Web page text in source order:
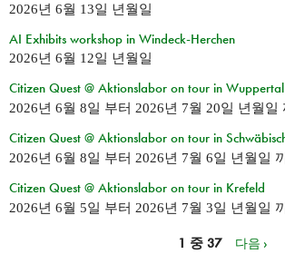
2026년 6월 13일 년월일
AI Exhibits workshop in Windeck-Herchen
2026년 6월 12일 년월일
Citizen Quest @ Aktionslabor on tour in Wuppertal
2026년 6월 8일 부터 2026년 7월 20일 년월일
Citizen Quest @ Aktionslabor on tour in
2026년 6월 8일 부터 2026년 7월 6일 년월일
Citizen Quest @ Aktionslabor on tour in Krefeld
2026년 6월 5일 부터 2026년 7월 3일 년월일
1 중 37 다음 ›